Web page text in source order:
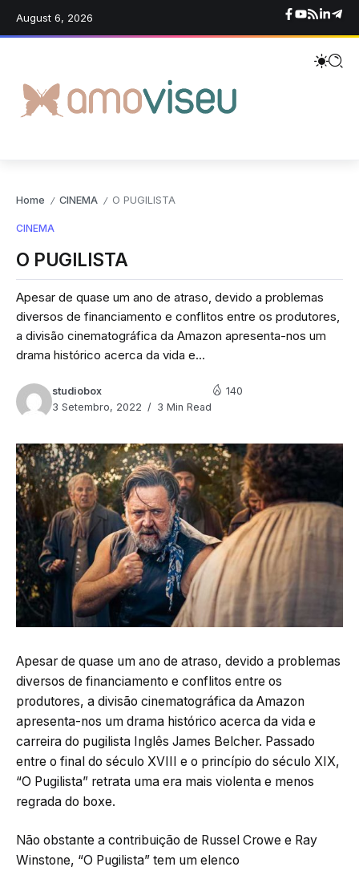
August 6, 2026
Home / CINEMA / O PUGILISTA
CINEMA
O PUGILISTA
Apesar de quase um ano de atraso, devido a problemas
diversos de financiamento e conflitos entre os produtores,
a divisão cinematográfica da Amazon apresenta-nos um
drama histórico acerca da vida e...
studiobox
3 Setembro, 2022
3 Min Read
140
Apesar de quase um ano de atraso, devido a problemas
diversos de financiamento e conflitos entre os
produtores, a divisão cinematográfica da Amazon
apresenta-nos um drama histórico acerca da vida e
carreira do pugilista Inglês James Belcher. Passado
entre o final do século XVIII e o princípio do século XIX,
“O Pugilista” retrata uma era mais violenta e menos
regrada do boxe.
Não obstante a contribuição de Russel Crowe e Ray
Winstone, “O Pugilista” tem um elenco